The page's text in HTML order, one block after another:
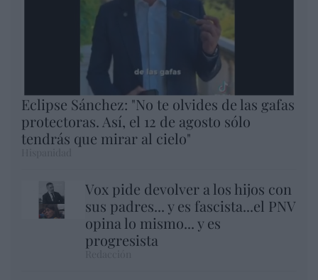
Eclipse Sánchez: "No te olvides de las gafas
protectoras. Así, el 12 de agosto sólo
tendrás que mirar al cielo"
Vox pide devolver a los hijos con
sus padres... y es fascista...el PNV
opina lo mismo... y es
progresista